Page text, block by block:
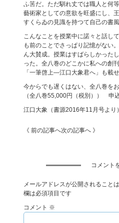
ふ筈だ。ただ馴れ丈では職人と何
藝術家としての意欲を旺盛にし、
すくらゐの見識を持つて自己の書
こんなことを授業中に諾々と話し
も前のことでさっぱり記憶がない
ん大賛成。授業はすばらしかった
った。全八巻のどこかに私への創
「一筆啓上—江口大象君へ」も載
今からでも遅くはない、全八巻を
（全八巻55,000円（税別）） 申
江口大象（書源2016年11月号より）
《 前の記事へ次の記事へ 》
コメント
メールアドレスが公開されることは
欄は必須項目です
コメント ※